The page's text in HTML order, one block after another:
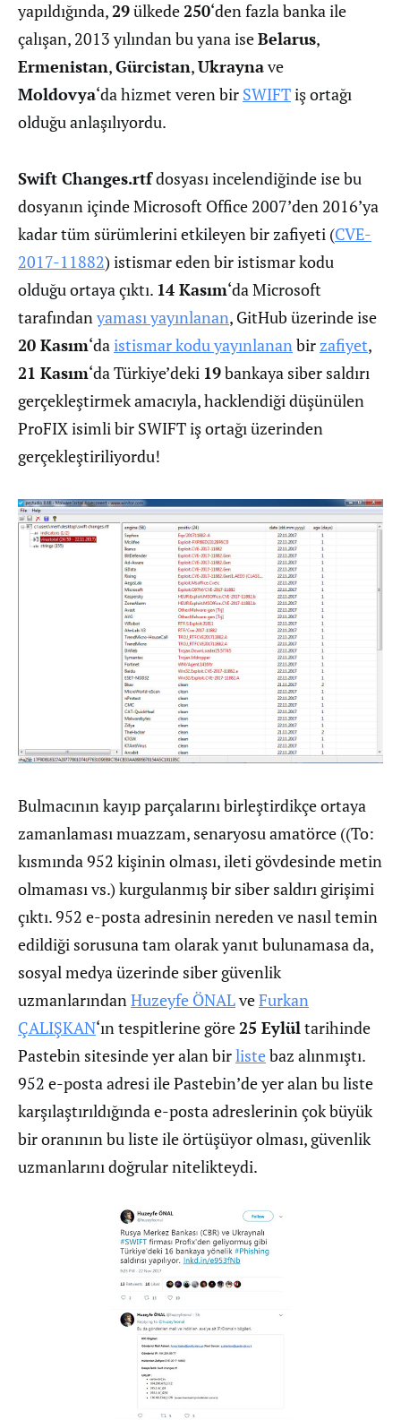
yapıldığında,29ülkede250‘den fazla banka ile
çalışan, 2013 yılından bu yana iseBelarus,
Ermenistan,Gürcistan,Ukraynave
Moldovya‘da hizmet veren bir SWIFTiş ortağı
olduğu anlaşılıyordu.
Swift Changes.rtfdosyası incelendiğinde ise bu
dosyanın içinde Microsoft Office 2007’den 2016’ya
kadar tüm sürümlerini etkileyen bir zafiyeti (CVE-
2017-11882) istismar eden bir istismar kodu
olduğu ortaya çıktı. 14 Kasım‘da Microsoft
tarafındanyaması yayınlanan, GitHub üzerinde ise
20 Kasım‘daistismar kodu yayınlananbirzafiyet,
21 Kasım‘da Türkiye’deki 19bankaya siber saldırı
gerçekleştirmek amacıyla, hacklendiği düşünülen
ProFIX isimli bir SWIFT iş ortağı üzerinden
gerçekleştiriliyordu!
Bulmacının kayıp parçalarını birleştirdikçe ortaya
zamanlaması muazzam, senaryosu amatörce ((To:
kısmında 952 kişinin olması, ileti gövdesinde metin
olmaması vs.) kurgulanmış bir siber saldırı girişimi
çıktı. 952 e-posta adresinin nereden ve nasıl temin
edildiği sorusuna tam olarak yanıt bulunamasa da,
sosyal medya üzerinde siber güvenlik
uzmanlarından Huzeyfe ÖNALveFurkan
ÇALIŞKAN‘ın tespitlerine göre 25 Eylül tarihinde
Pastebin sitesinde yer alan birlistebaz alınmıştı.
952 e-posta adresi ile Pastebin’de yer alan bu liste
karşılaştırıldığında e-posta adreslerinin çok büyük
bir oranının bu liste ile örtüşüyor olması, güvenlik
uzmanlarını doğrular nitelikteydi.